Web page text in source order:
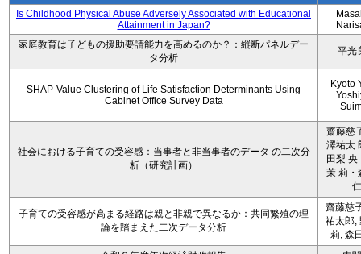
Is Childhood Physical Abuse Adversely Associated with Educational
Attainment in Japan?
家庭教育は子どもの援助要請能力を高めるのか？：縦断パネルデー
タ分析
平光
SHAP-Value Clustering of Life Satisfaction Determinants Using
Cabinet Office Survey Data
Kyoto
社会における子育ての受容感：当事者と非当事者のデータ の二次分
析（研究計画）
齋藤慈
澤祐太
田梨 央
茉 莉・
仁
子育ての受容感が高まる経路は親と非親で異なるか：共同繁殖の理
論を踏まえた二次データ分析
齋藤慈
祐太郎,
莉, 森